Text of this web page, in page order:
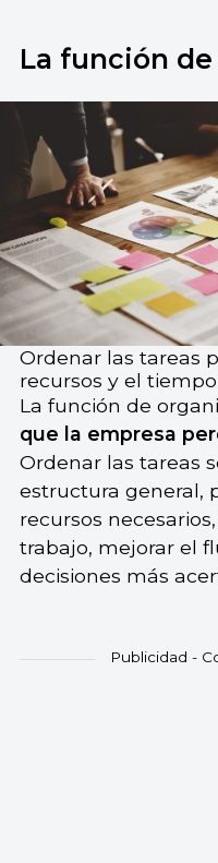
La función
Ordenar las tareas
recursos y el
La función de
que la empresa
Ordenar las tareas
estructura general,
recursos
trabajo, mejorar el
decisiones más